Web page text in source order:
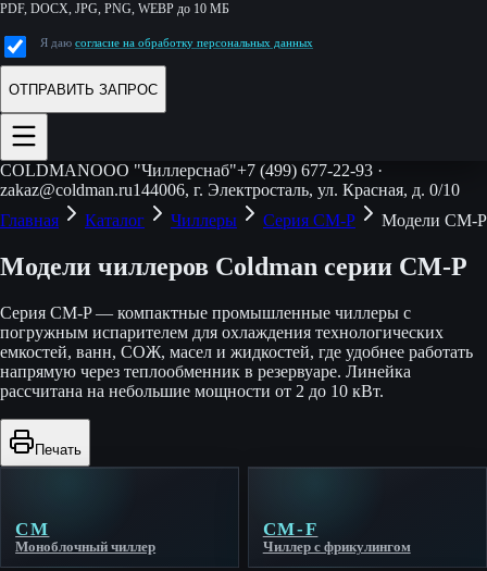
PDF, DOCX, JPG, PNG, WEBP до 10 МБ
Я даю согласие на обработку персональных данных
ОТПРАВИТЬ ЗАПРОС
COLDMANООО "Чиллерснаб"+7 (499) 677-22-93 ·
zakaz@coldman.ru144006, г. Электросталь, ул. Красная, д. 0/10
Главная
Каталог Чиллеры Серия CM-P Модели CM-P
Модели чиллеров Coldman серии CM-P
Серия CM-P — компактные промышленные чиллеры с
погружным испарителем для охлаждения технологических
емкостей, ванн, СОЖ, масел и жидкостей, где удобнее работать
напрямую через теплообменник в резервуаре. Линейка
рассчитана на небольшие мощности от 2 до 10 кВт.
Печать
CM
Моноблочный чиллер
CM-F
Чиллер с фрикулингом